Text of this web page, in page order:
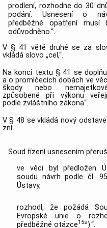
prodlení, rozhodne do 30
podání. Usnesení o
předběžné opatření musí
odůvodněno.“.
V § 41 větě druhé se za
vkládá slovo „cel,“.
Na konci textu § 41 se
a o promlčecích dobách ve
škody nebo
způsobené při výkonu
podle zvláštního zákona“.
V § 48 se vkládá nový
zní:
Soud řízení usnesením
ve věci byl předložen
soudu návrh podle čl.
Ústavy,
rozhodl, že požádá
Evropské unie o
předběžné otázce15a).“.